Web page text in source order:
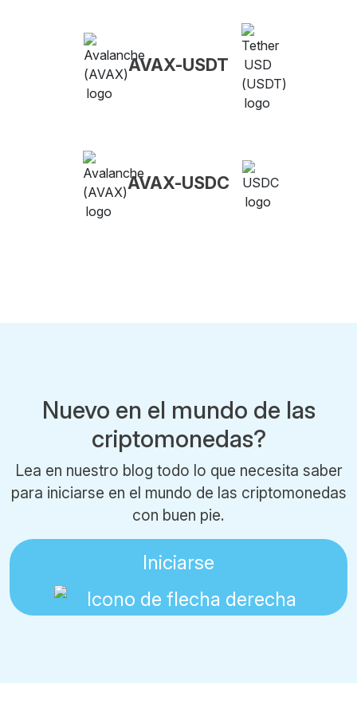
AVAX-USDT
AVAX-USDC
Nuevo en el mundo de las
criptomonedas?
Lea en nuestro blog todo lo que necesita saber
para iniciarse en el mundo de las criptomonedas
con buen pie.
Iniciarse